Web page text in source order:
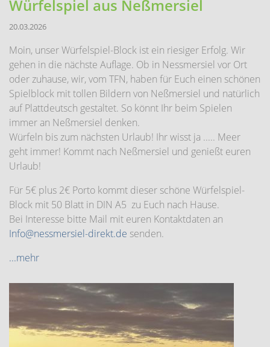
Würfelspiel aus Neßmersiel
20.03.2026
Moin, unser Würfelspiel-Block ist ein riesiger Erfolg. Wir
gehen in die nächste Auflage. Ob in Nessmersiel vor Ort
oder zuhause, wir, vom TFN, haben für Euch einen schönen
Spielblock mit tollen Bildern von Neßmersiel und natürlich
auf Plattdeutsch gestaltet. So könnt Ihr beim Spielen
immer an Neßmersiel denken.
Würfeln bis zum nächsten Urlaub! Ihr wisst ja ..... Meer
geht immer! Kommt nach Neßmersiel und genießt euren
Urlaub!
Für 5€ plus 2€ Porto kommt dieser schöne Würfelspiel-
Block mit 50 Blatt in DIN A5 zu Euch nach Hause.
Bei Interesse bitte Mail mit euren Kontaktdaten an
Info@nessmersiel-direkt.de senden.
...mehr